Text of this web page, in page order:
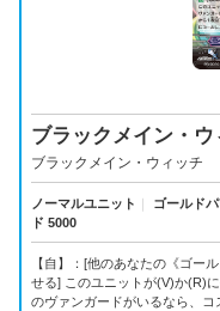
ブラックメイン・ウ
ブラックメイン・ウィッチ
ノーマルユニット ｜ ゴールド
ド 5000
【自】：[他のあなたの《ゴー
せる] このユニットが(V)か(R)
のヴァンガードがいるなら、